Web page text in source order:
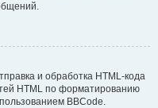
и обработка HTML-кода
HTML по форматированию
BBCode.